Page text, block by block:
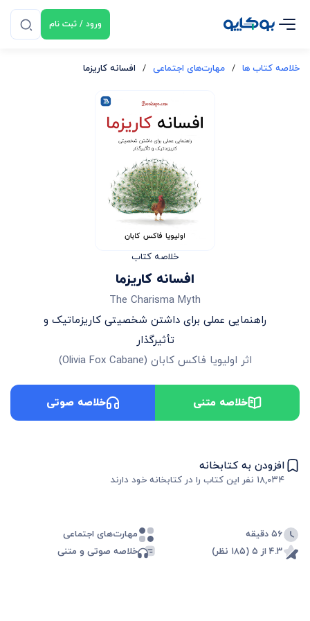
ورود / ثبت نام
خلاصه کتاب ها / مهارت‌های اجتماعی / افسانه کاریزما
خلاصه کتاب
افسانه کاریزما
The Charisma Myth
راهنمایی عملی برای داشتن شخصیتی کاریزماتیک و
تأثیرگذار
اثر اولیویا فاکس کابان (
Olivia Fox Cabane
)
خلاصه متنی خلاصه صوتی
افزودن به کتابخانه
۱۸,۰۳۴ نفر این کتاب را در کتابخانه خود دارند
۵۶ دقیقه
مهارت‌های اجتماعی
۴.۳ از ۵ (۱۸۵ نظر)
خلاصه صوتی و متنی